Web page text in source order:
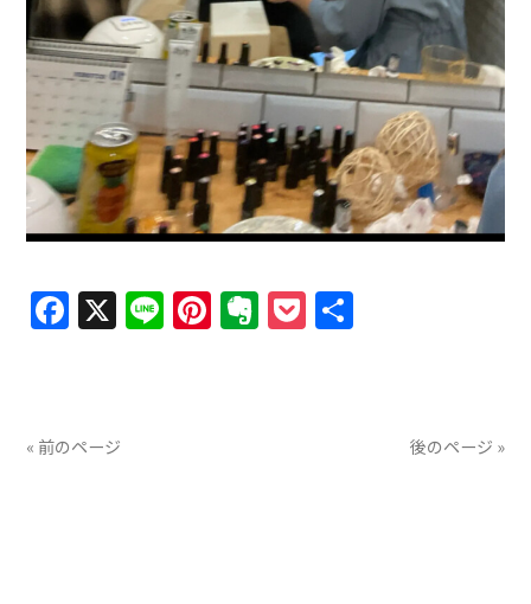
Facebook
X LinePinterest
Evernote
Pocket
« 前のページ 後のページ »